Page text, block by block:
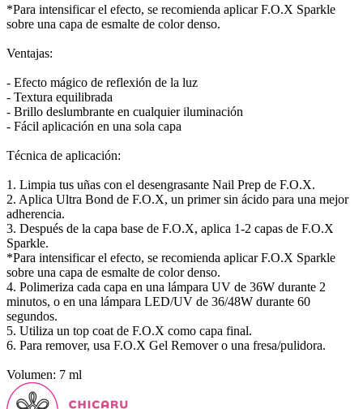
*Para intensificar el efecto, se recomienda aplicar F.O.X Sparkle
sobre una capa de esmalte de color denso.
Ventajas:
- Efecto mágico de reflexión de la luz
- Textura equilibrada
- Brillo deslumbrante en cualquier iluminación
- Fácil aplicación en una sola capa
Técnica de aplicación:
1. Limpia tus uñas con el desengrasante Nail Prep de F.O.X.
2. Aplica Ultra Bond de F.O.X, un primer sin ácido para una mejor
adherencia.
3. Después de la capa base de F.O.X, aplica 1-2 capas de F.O.X
Sparkle.
*Para intensificar el efecto, se recomienda aplicar F.O.X Sparkle
sobre una capa de esmalte de color denso.
4. Polimeriza cada capa en una lámpara UV de 36W durante 2
minutos, o en una lámpara LED/UV de 36/48W durante 60
segundos.
5. Utiliza un top coat de F.O.X como capa final.
6. Para remover, usa F.O.X Gel Remover o una fresa/pulidora.
Volumen: 7 ml